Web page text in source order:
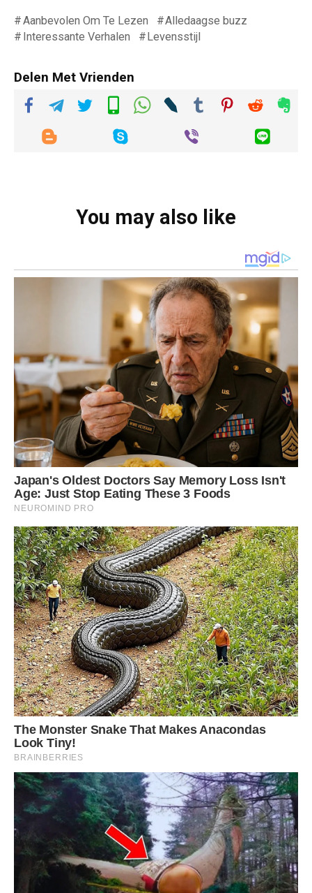
Aanbevolen Om Te Lezen
Alledaagse buzz
Interessante Verhalen
Levensstijl
Delen Met Vrienden
You may also like